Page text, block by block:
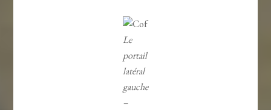
Le
portail
latéral
gauche
–